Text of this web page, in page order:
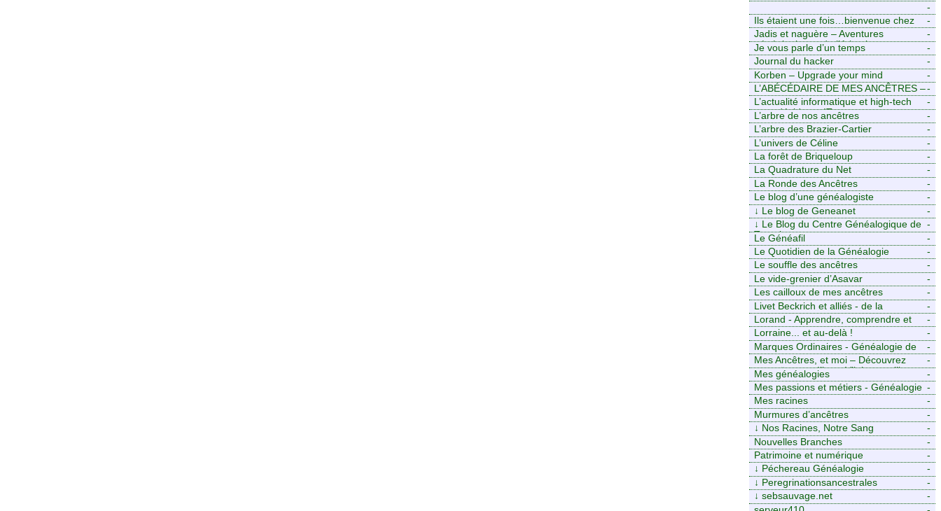
-
https://
-
Ils étaient une fois…bienvenue chez
mes ancêtres. – Une histoire
tourangelle, mais pas seulement.
-
Jadis et naguère – Aventures
généalogiques de l’Atlantique aux
contreforts des Alpes
-
Je vous parle d’un temps
-
Journal du hacker
-
Korben – Upgrade your mind
-
L’ABÉCÉDAIRE DE MES ANCÊTRES –
Tout ce que j’aurais aimé savoir sur ma
famille mais n’ai jamais osé demander
-
L’actualité informatique et high-tech
pour décideurs IT.
-
L’arbre de nos ancêtres
-
L’arbre des Brazier-Cartier
-
L’univers de Céline
-
La forêt de Briqueloup
-
La Quadrature du Net
-
La Ronde des Ancêtres
-
Le blog d’une généalogiste
-
↓ Le blog de Geneanet
-
↓ Le Blog du Centre Généalogique de
Touraine -
-
Le Généafil
-
Le Quotidien de la Généalogie
-
Le souffle des ancêtres
-
Le vide-grenier d’Asavar
-
Les cailloux de mes ancêtres
-
Livet Beckrich et alliés - de la
généalogie à l’écriture.
-
Lorand - Apprendre, comprendre et
transmettre pour exister. (Descartes)
-
Lorraine... et au-delà !
-
Marques Ordinaires - Généalogie de
Moselle et d’ailleurs
-
Mes Ancêtres, et moi – Découvrez
mes aïeux en Ille-et-Vilaine et ailleurs
-
Mes généalogies
-
Mes passions et métiers - Généalogie
et Tir à l’Arc
-
Mes racines
-
Murmures d’ancêtres
-
↓ Nos Racines, Notre Sang
-
Nouvelles Branches
-
Patrimoine et numérique
-
↓ Péchereau Généalogie
-
↓ Peregrinationsancestrales
-
↓ sebsauvage.net